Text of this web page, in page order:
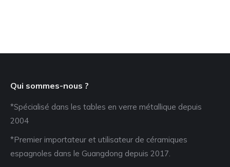
Qui sommes-nous ?
*Spécialisé dans les tables en verre métallique depuis
2004
*Premier importateur et utilisateur de céramiques
espagnoles dans le Guangdong depuis 2017.